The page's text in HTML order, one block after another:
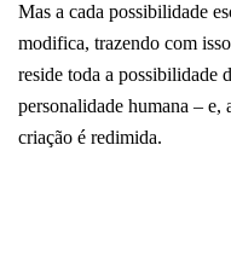
Mas a cada possibilidade
modifica, trazendo com
reside toda a possibilidade
personalidade humana – e,
criação é redimida.